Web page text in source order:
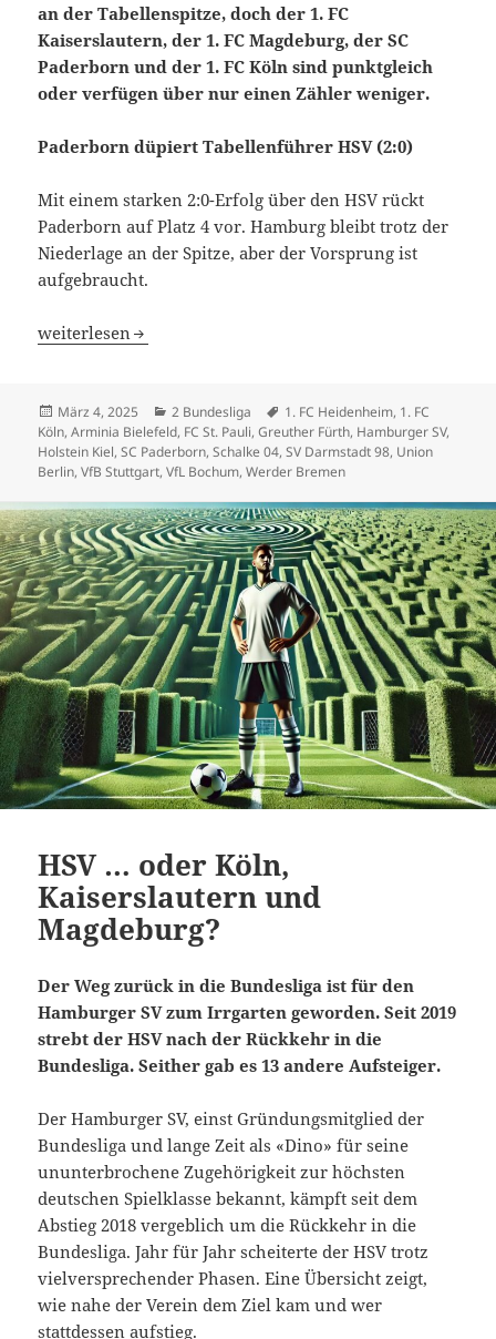
an der Tabellenspitze, doch der 1. FC
Kaiserslautern, der 1. FC Magdeburg, der SC
Paderborn und der 1. FC Köln sind punktgleich
oder verfügen über nur einen Zähler weniger.
Paderborn düpiert Tabellenführer HSV (2:0)
Mit einem starken 2:0-Erfolg über den HSV rückt
Paderborn auf Platz 4 vor. Hamburg bleibt trotz der
Niederlage an der Spitze, aber der Vorsprung ist
aufgebraucht.
SC Paderborn mit 500. Spiel in 2. Bundesliga – schafft es
weiterlesen
Veröffentlicht
am
März 4, 2025 Kategorien
2 Bundesliga Schlagwörter
1. FC Heidenheim, 1. FC
Köln,Arminia Bielefeld, FC St. Pauli,Greuther Fürth, Hamburger SV,
Holstein Kiel,SC Paderborn,Schalke 04,SV Darmstadt 98, Union
Berlin,VfB Stuttgart,VfL Bochum,Werder Bremen
HSV … oder Köln,
Kaiserslautern und
Magdeburg?
Der Weg zurück in die Bundesliga ist für den
Hamburger SV zum Irrgarten geworden. Seit 2019
strebt der HSV nach der Rückkehr in die
Bundesliga. Seither gab es 13 andere Aufsteiger.
Der Hamburger SV, einst Gründungsmitglied der
Bundesliga und lange Zeit als «Dino» für seine
ununterbrochene Zugehörigkeit zur höchsten
deutschen Spielklasse bekannt, kämpft seit dem
Abstieg 2018 vergeblich um die Rückkehr in die
Bundesliga. Jahr für Jahr scheiterte der HSV trotz
vielversprechender Phasen. Eine Übersicht zeigt,
wie nahe der Verein dem Ziel kam und wer
stattdessen aufstieg.